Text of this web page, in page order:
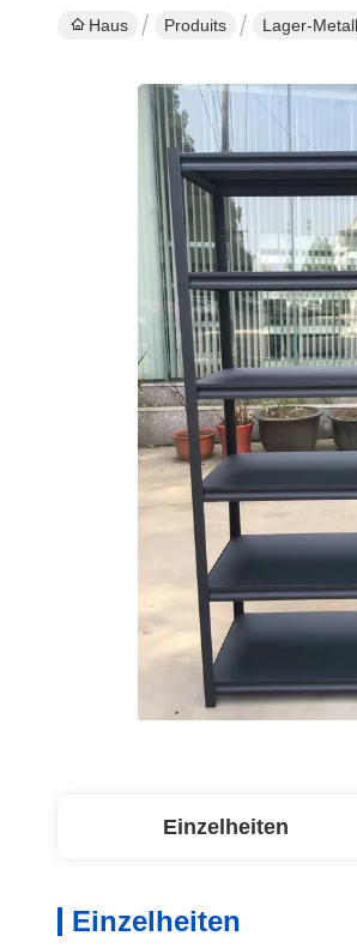
Haus Produits Lager-
Einzelheiten
Einzelheiten